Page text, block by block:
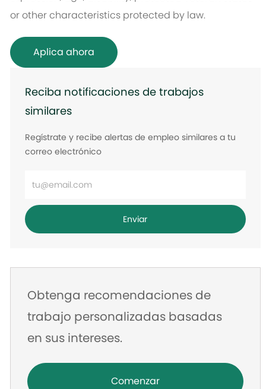
or other characteristics protected by law.
Aplica ahora
Reciba notificaciones de trabajos
similares
Regístrate y recibe alertas de empleo similares a tu
correo electrónico
dirección
de
Enviar
Obtenga recomendaciones de
trabajo personalizadas basadas
en sus intereses.
Comenzar